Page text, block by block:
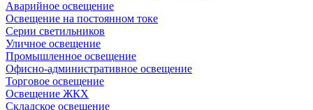
Аварийное освещение
Освещение на постоянном токе
Серии светильников
Уличное освещение
Промышленное освещение
Офисно-административное освещение
Торговое освещение
Освещение ЖКХ
Складское освещение